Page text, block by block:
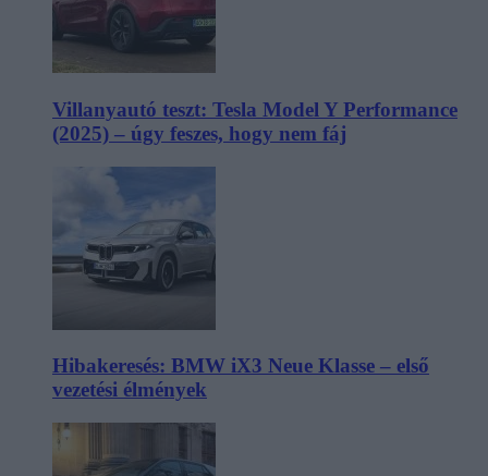
Villanyautó teszt: Tesla Model Y Performance
(2025) – úgy feszes, hogy nem fáj
Hibakeresés: BMW iX3 Neue Klasse – első
vezetési élmények